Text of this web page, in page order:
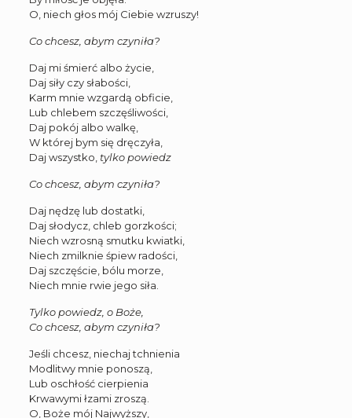
O, niech głos mój Ciebie wzruszy!
Co chcesz, abym czyniła?
Daj mi śmierć albo życie,
Daj siły czy słabości,
Karm mnie wzgardą obficie,
Lub chlebem szczęśliwości,
Daj pokój albo walkę,
W której bym się dręczyła,
Daj wszystko, tylko powiedz
Co chcesz, abym czyniła?
Daj nędzę lub dostatki,
Daj słodycz, chleb gorzkości;
Niech wzrosną smutku kwiatki,
Niech zmilknie śpiew radości,
Daj szczęście, bólu morze,
Niech mnie rwie jego siła.
Tylko powiedz, o Boże,
Co chcesz, abym czyniła?
Jeśli chcesz, niechaj tchnienia
Modlitwy mnie ponoszą,
Lub oschłość cierpienia
Krwawymi łzami zroszą.
O, Boże mój Najwyższy,